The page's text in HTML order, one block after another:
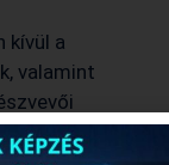
kívül a
valamint